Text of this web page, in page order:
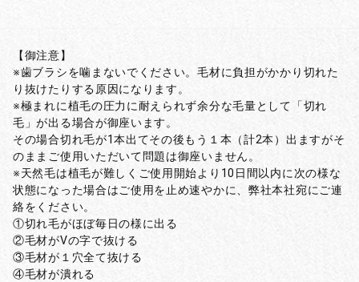
【御注意】
※歯ブラシを噛まないでください。毛材に負担がかかり切れた
り抜けたりする原因になります。
※極まれに植毛の圧力に耐えられず余分な毛量として「切れ
毛」が出る場合が御座います。
その場合切れ毛が1本出てその後もう１本（計2本）出ますがそ
のままご使用いただいて問題は御座いません。
※天然毛は植毛が難しくご使用開始より10日間以内に次の様な
状態になった場合はご使用を止め速やかに、弊社本社宛にご連
絡をください。
①切れ毛がほぼ毎日の様に出る
②毛材がVの字で抜ける
③毛材が１穴全て抜ける
④毛材が潰れる